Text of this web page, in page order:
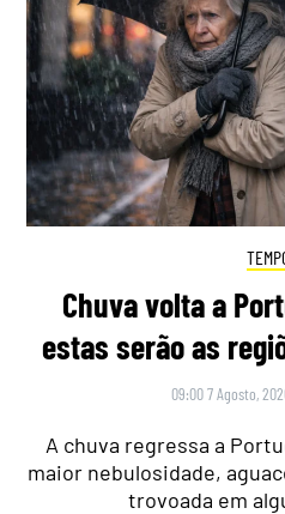
Chuva volta a
estas serão as
09:00 7 Agosto,
A chuva regressa a
maior nebulosidade,
trovoada em